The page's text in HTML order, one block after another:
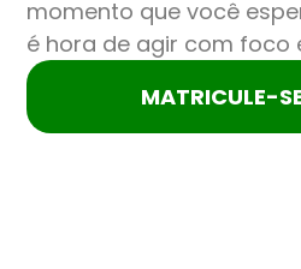
momento que você
é hora de agir com foco
MATRICULE-